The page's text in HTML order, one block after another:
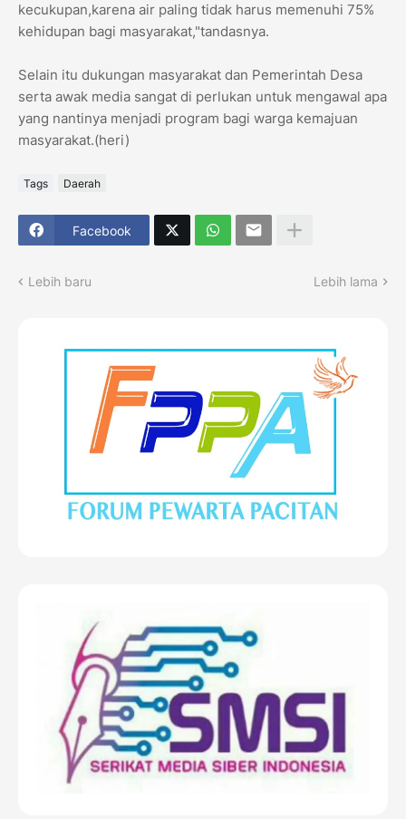
kecukupan,karena air paling tidak harus memenuhi 75%
kehidupan bagi masyarakat,"tandasnya.
Selain itu dukungan masyarakat dan Pemerintah Desa
serta awak media sangat di perlukan untuk mengawal apa
yang nantinya menjadi program bagi warga kemajuan
masyarakat.(heri)
Tags Daerah
Facebook
Lebih baru Lebih lama